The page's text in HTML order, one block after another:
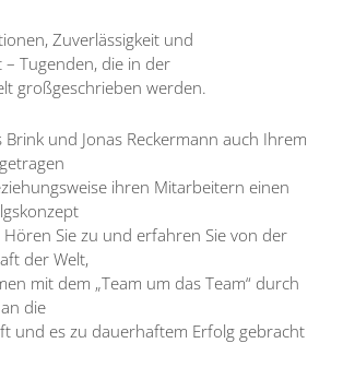
Zuverlässigkeit und
– Tugenden, die in der
großgeschrieben werden.
Brink und Jonas Reckermann auch Ihrem
ihren Mitarbeitern einen
Hören Sie zu und erfahren Sie von der
der Welt,
mit dem „Team um das Team“ durch
die
und es zu dauerhaftem Erfolg gebracht